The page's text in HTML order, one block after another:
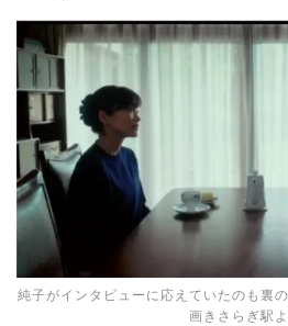
純子がインタビューに応えていたのも
画きさらぎ駅よ